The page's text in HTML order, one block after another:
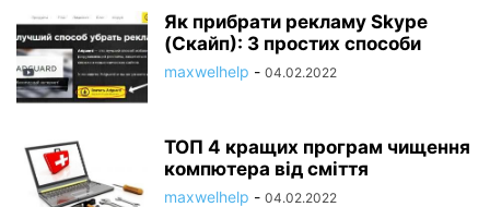
Як прибрати рекламу Skype
(Скайп): 3 простих способи
maxwelhelp - 04.02.2022
ТОП 4 кращих програм чищення
компютера від сміття
maxwelhelp - 04.02.2022